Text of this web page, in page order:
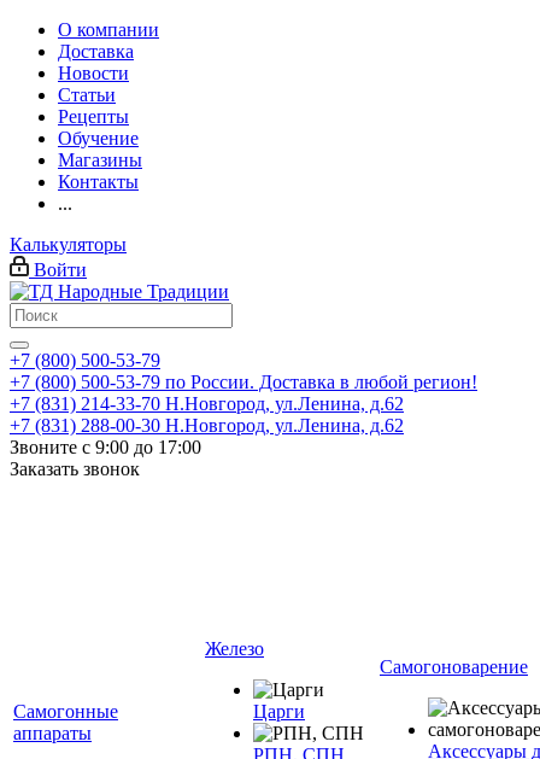
О компании
Доставка
Новости
Статьи
Рецепты
Обучение
Магазины
Контакты
...
Калькуляторы
Войти
+7 (800) 500-53-79
+7 (800) 500-53-79 по России. Доставка в любой регион!
+7 (831) 214-33-70 Н.Новгород, ул.Ленина, д.62
+7 (831) 288-00-30 Н.Новгород, ул.Ленина, д.62
Звоните с 9:00 до 17:00
Заказать звонок
Самогонные
аппараты
Железо
Царги
РПН, СПН
Самогоноварение
Аксессуары